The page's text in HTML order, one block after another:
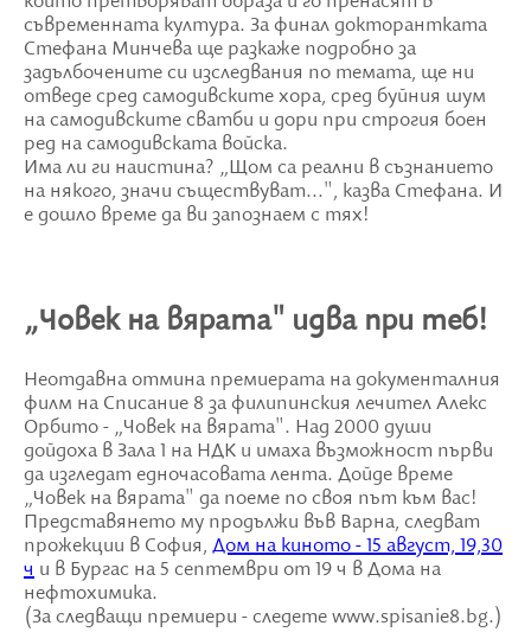
съвременната култура. За финал докторантката
Стефана Минчева ще разкаже подробно за
задълбочените си изследвания по темата, ще ни
отведе сред самодивските хора, сред буйния шум
на самодивските сватби и дори при строгия боен
ред на самодивската войска.
Има ли ги наистина? „Щом са реални в съзнанието
на някого, значи съществуват...", казва Стефана. И
е дошло време да ви запознаем с тях!
„Човек на вярата" идва при теб!
Неотдавна отмина премиерата на документалния
филм на Списание 8 за филипинския лечител Алекс
Орбито - „Човек на вярата". Над 2000 души
дойдоха в Зала 1 на НДК и имаха възможност първи
да изгледат едночасовата лента. Дойде време
„Човек на вярата" да поеме по своя път към вас!
Представянето му продължи във Варна, следват
прожекции в София, Дом на киното - 15 август, 19,30
ч и в Бургас на 5 септември от 19 ч в Дома на
нефтохимика.
(За следващи премиери - следете www.spisanie8.bg.)